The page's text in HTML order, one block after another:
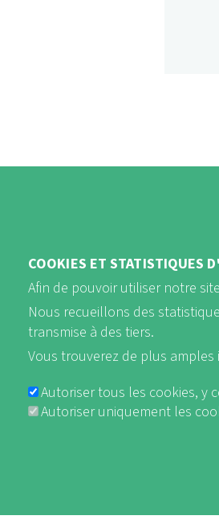
COOKIES ET STATISTIQUES
Afin de pouvoir utiliser notre
Nous recueillons des
transmise à des tiers.
Vous trouverez de plus
Autoriser tous les cookies, y
Autoriser uniquement les